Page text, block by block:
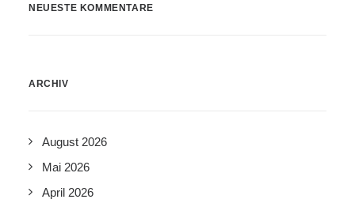
NEUESTE KOMMENTARE
ARCHIV
August 2026
Mai 2026
April 2026